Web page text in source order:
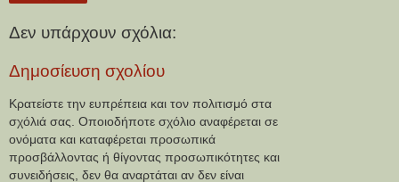
Δεν υπάρχουν σχόλια:
Δημοσίευση σχολίου
Κρατείστε την ευπρέπεια και τον πολιτισμό στα
σχόλιά σας. Οποιοδήποτε σχόλιο αναφέρεται σε
ονόματα και καταφέρεται προσωπικά
προσβάλλοντας ή θίγοντας προσωπικότητες και
συνειδήσεις, δεν θα αναρτάται αν δεν είναι